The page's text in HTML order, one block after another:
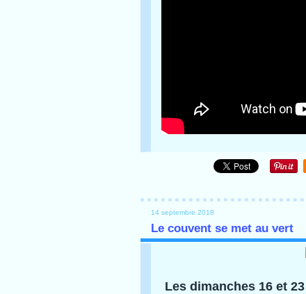
14 septembre 2018
Le couvent se met au vert
Les dimanches 16 et